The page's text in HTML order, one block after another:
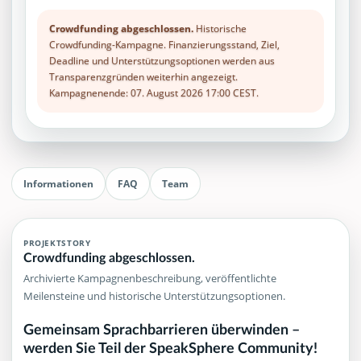
Crowdfunding abgeschlossen.Historische
Crowdfunding-Kampagne. Finanzierungsstand, Ziel,
Deadline und Unterstützungsoptionen werden aus
Transparenzgründen weiterhin angezeigt.
Kampagnenende: 07. August 2026 17:00 CEST.
Informationen FAQ Team
PROJEKTSTORY
Crowdfunding abgeschlossen.
Archivierte Kampagnenbeschreibung, veröffentlichte
Meilensteine und historische Unterstützungsoptionen.
Gemeinsam Sprachbarrieren überwinden –
werden Sie Teil der SpeakSphere Community!